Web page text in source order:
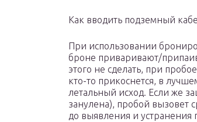
Как вводить подземный
При использовании
броне приваривают/
этого не сделать, при
кто-то прикоснется, в
летальный исход. Если же
занулена), пробой вызовет
до выявления и устранения